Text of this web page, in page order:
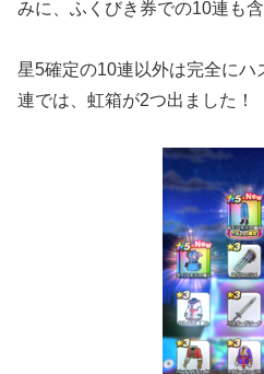
みに、ふくびき券での10連も
星5確定の10連以外は完全に
連では、虹箱が2つ出ました！